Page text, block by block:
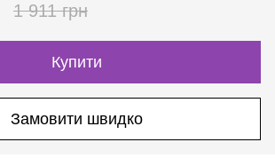
1 911 грн
Купити
Замовити швидко